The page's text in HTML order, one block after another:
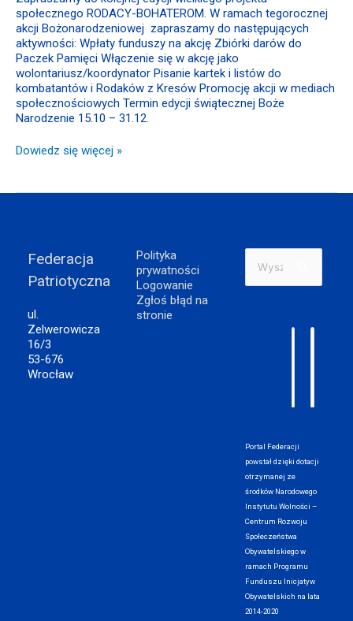
społecznego RODACY-BOHATEROM. W ramach tegorocznej
akcji Bożonarodzeniowej zapraszamy do następujących
aktywności: Wpłaty funduszy na akcję Zbiórki darów do
Paczek Pamięci Włączenie się w akcję jako
wolontariusz/koordynator Pisanie kartek i listów do
kombatantów i Rodaków z Kresów Promocję akcji w mediach
społecznościowych Termin edycji świątecznej Boże
Narodzenie 15.10 – 31.12.
Dowiedz się więcej »
Federacja
Patriotyczna
ul.
Zelwerowicza
16/3
53-676
Wrocław
Polityka
prywatności
Logowanie
Zgłoś błąd na
stronie
Szukaj
Portal Federacji
powstał dzięki dotacji
otrzymanej ze
środków Narodowego
Instytutu Wolności –
Centrum Rozwoju
Społeczeństwa
Obywatelskiego w
ramach Programu
Funduszu Inicjatyw
Obywatelskich na lata
2014-2020